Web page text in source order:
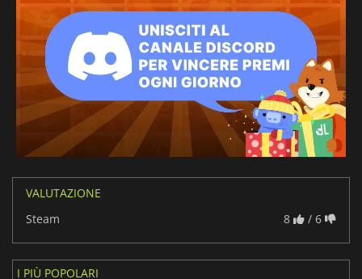
VALUTAZIONE
Steam
8 / 6
I PIÙ POPOLARI